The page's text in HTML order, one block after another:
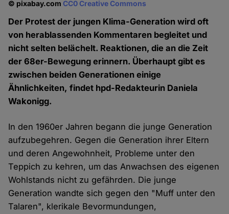
© pixabay.comCC0 Creative Commons
Der Protest der jungen Klima-Generation wird oft
von herablassenden Kommentaren begleitet und
nicht selten belächelt. Reaktionen, die an die Zeit
der 68er-Bewegung erinnern. Überhaupt gibt es
zwischen beiden Generationen einige
Ähnlichkeiten, findet hpd-Redakteurin Daniela
Wakonigg.
In den 1960er Jahren begann die junge Generation
aufzubegehren. Gegen die Generation ihrer Eltern
und deren Angewohnheit, Probleme unter den
Teppich zu kehren, um das Anwachsen des eigenen
Wohlstands nicht zu gefährden. Die junge
Generation wandte sich gegen den "Muff unter den
Talaren", klerikale Bevormundungen,